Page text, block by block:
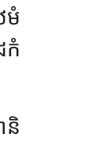
មំ
កំ
និ